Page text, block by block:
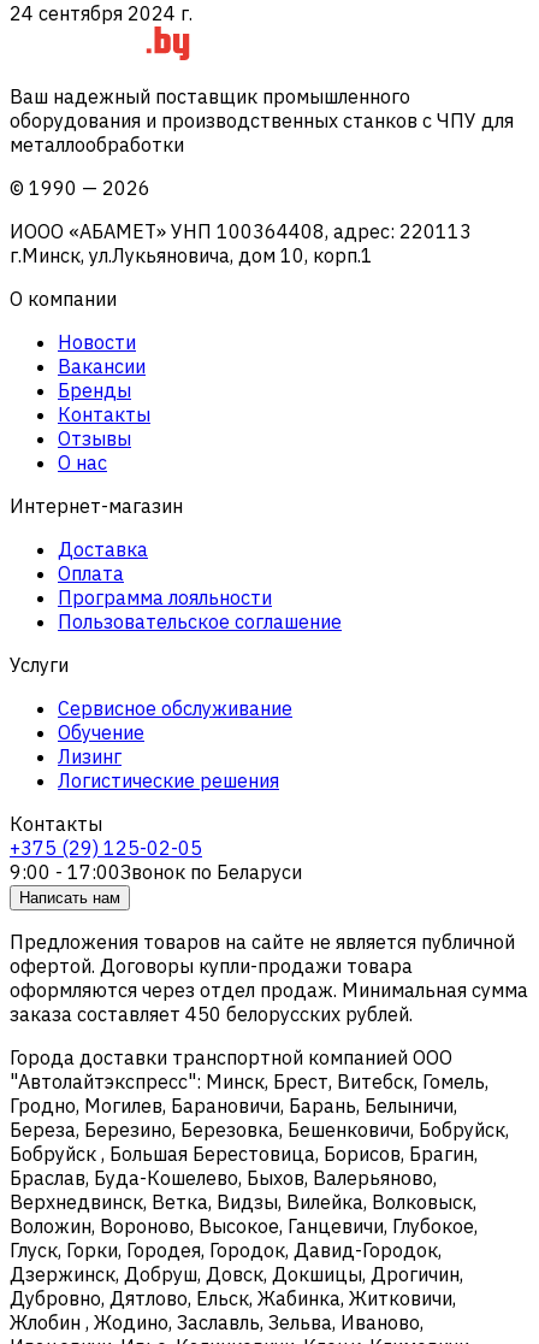
24 сентября 2024 г.
Ваш надежный поставщик промышленного
оборудования и производственных станков с ЧПУ для
металлообработки
© 1990 — 2026
ИООО «АБАМЕТ» УНП 100364408, адрес: 220113
г.Минск, ул.Лукьяновича, дом 10, корп.1
О компании
Новости
Вакансии
Бренды
Контакты
Отзывы
О нас
Интернет-магазин
Доставка
Оплата
Программа лояльности
Пользовательское соглашение
Услуги
Сервисное обслуживание
Обучение
Лизинг
Логистические решения
Контакты
+375 (29) 125-02-05
9:00 - 17:00Звонок по Беларуси
Написать нам
Предложения товаров на сайте не является публичной
офертой. Договоры купли-продажи товара
оформляются через отдел продаж. Минимальная сумма
заказа составляет 450 белорусских рублей.
Города доставки транспортной компанией ООО
"Автолайтэкспресс": Минск, Брест, Витебск, Гомель,
Гродно, Могилев, Барановичи, Барань, Белыничи,
Береза, Березино, Березовка, Бешенковичи, Бобруйск,
Бобруйск , Большая Берестовица, Борисов, Брагин,
Браслав, Буда-Кошелево, Быхов, Валерьяново,
Верхнедвинск, Ветка, Видзы, Вилейка, Волковыск,
Воложин, Вороново, Высокое, Ганцевичи, Глубокое,
Глуск, Горки, Городея, Городок, Давид-Городок,
Дзержинск, Добруш, Довск, Докшицы, Дрогичин,
Дубровно, Дятлово, Ельск, Жабинка, Житковичи,
Жлобин , Жодино, Заславль, Зельва, Иваново,